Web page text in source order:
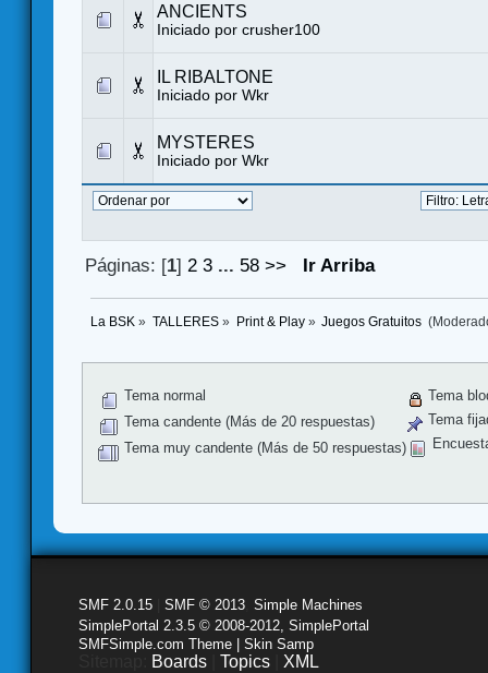
ANCIENTS
Iniciado por crusher100
IL RIBALTONE
Iniciado por Wkr
MYSTERES
Iniciado por Wkr
Páginas: [1]2 3 ... 58 >> Ir Arriba
La BSK » TALLERES» Print & Play» Juegos Gratuitos
Tema normal
Tema candente (Más de 20 respuestas)
Tema muy candente (Más de 50 respuestas)
Tema
Tema
SMF 2.0.15 SMF © 2013 Simple Machines
SimplePortal 2.3.5 © 2008-2012, SimplePortal
SMFSimple.com Theme | Skin Samp
Boards Topics XML